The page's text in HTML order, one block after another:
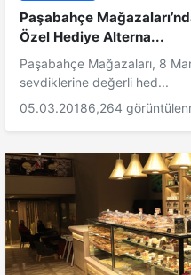
Paşabahçe
Özel Hediye Alterna...
Paşabahçe Mağazaları, 8
sevdiklerine değerli hed...
05.03.20186,264